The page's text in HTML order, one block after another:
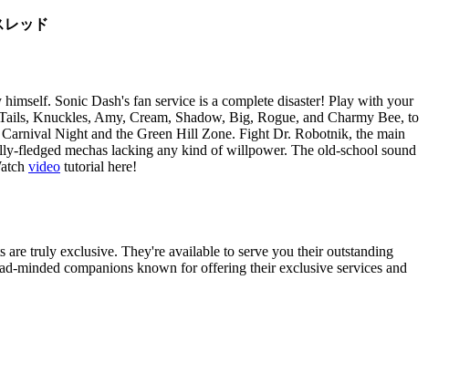
レッド
Sonic Dash's fan service is a complete disaster! Play with your
Knuckles, Amy, Cream, Shadow, Big, Rogue, and Charmy Bee, to
Night and the Green Hill Zone. Fight Dr. Robotnik, the main
fledged mechas lacking any kind of willpower. The old-school sound
video tutorial here!
truly exclusive. They're available to serve you their outstanding
minded companions known for offering their exclusive services and